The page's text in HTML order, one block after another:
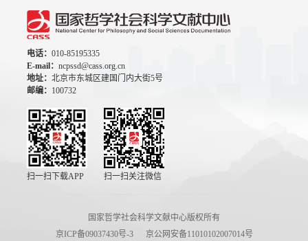
电话： 010-85195335
E-mail： ncpssd@cass.org.cn
地址： 北京市东城区建国门内大街5号
邮编： 100732
扫一扫下载APP 扫一扫关注微信
国家哲学社会科学文献中心版权所有
京ICP备09037430号-3
京公网安备11010102007014号